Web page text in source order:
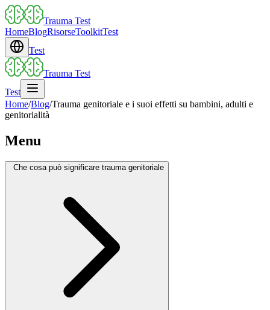
Trauma Test
HomeBlogRisorseToolkitTest
Test
Trauma Test
Test
Home/Blog/Trauma genitoriale e i suoi effetti su bambini, adulti e
genitorialità
Menu
Che cosa può significare trauma genitoriale